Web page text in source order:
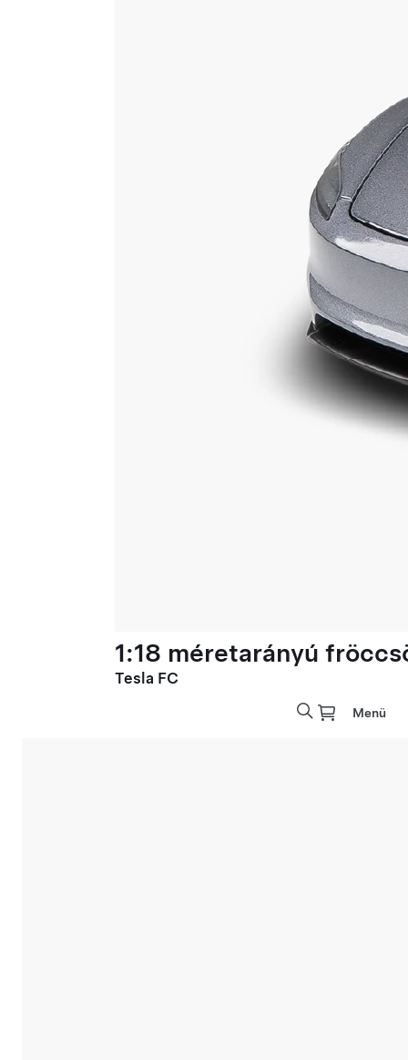
1:18 méretarányú
Tesla FC
Menü